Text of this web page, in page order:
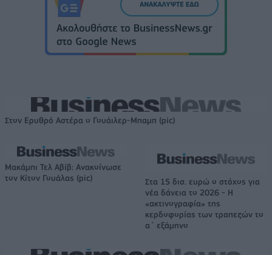
Στον Ερυθρό Αστέρα ο Γουάιλερ-Μπαμπ (pic)
Μακάμπι Τελ Αβίβ: Ανακοίνωσε
τον Κίτον Γουάλας (pic)
Στα 15 δισ. ευρώ ο στόχος για
νέα δάνεια το 2026 - Η
«ακτινογραφία» της
κερδοφορίας των τραπεζών το
α΄ εξάμηνο